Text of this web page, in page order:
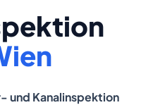
und Kanalinspektion